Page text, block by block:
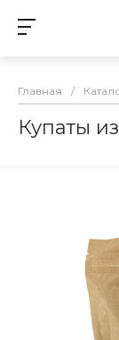
Главная /
Купаты